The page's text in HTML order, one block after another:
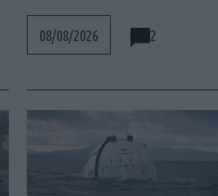
08/08/2026 2